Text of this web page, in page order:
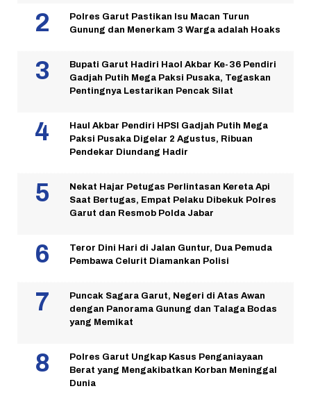
Polres Garut Pastikan Isu Macan Turun
Gunung dan Menerkam 3 Warga adalah Hoaks
Bupati Garut Hadiri Haol Akbar Ke-36 Pendiri
Gadjah Putih Mega Paksi Pusaka, Tegaskan
Pentingnya Lestarikan Pencak Silat
Haul Akbar Pendiri HPSI Gadjah Putih Mega
Paksi Pusaka Digelar 2 Agustus, Ribuan
Pendekar Diundang Hadir
Nekat Hajar Petugas Perlintasan Kereta Api
Saat Bertugas, Empat Pelaku Dibekuk Polres
Garut dan Resmob Polda Jabar
Teror Dini Hari di Jalan Guntur, Dua Pemuda
Pembawa Celurit Diamankan Polisi
Puncak Sagara Garut, Negeri di Atas Awan
dengan Panorama Gunung dan Talaga Bodas
yang Memikat
Polres Garut Ungkap Kasus Penganiayaan
Berat yang Mengakibatkan Korban Meninggal
Dunia